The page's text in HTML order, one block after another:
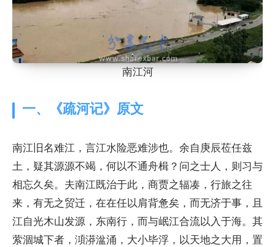
南江河
一、《疏河记》原文
南江旧名难江，言江水险恶难涉也。余自庚辰莅任兹
土，疑其源源不竭，何以不通舟楫？问之士人，则习与
相忘久矣。夫南江既治于此，商贾之辐凑，行旅之往
来，有无之贸迁，在在任以肩背惫矣，而无济于事，且
江自光木山发源，东南行，而与岷江合流以入于海。其
萦涸城下者，澒漭湓涌，大小毕浮，以天地之大用，置